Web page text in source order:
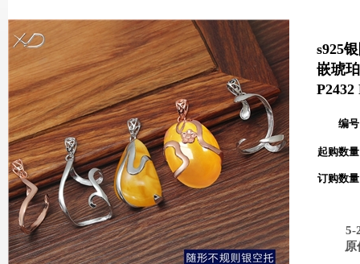
s925
嵌琥
P2432
编
起购数
订购数
5-
原